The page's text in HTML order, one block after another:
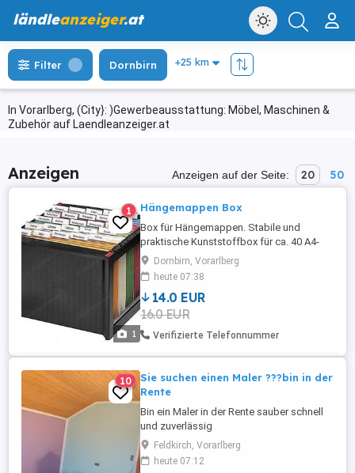
ländleanzeiger.at
In Vorarlberg, (City}: )Gewerbeausstattung: Möbel, Maschinen &
Zubehör auf Laendleanzeiger.at
Filter Dornbirn
Anzeigen Anzeigen auf der Seite: 20 50
1
1 Hängemappen Box
Box für Hängemappen. Stabile und
praktische Kunststoffbox für ca. 40 A4-
Hängemappen, stapelbar. Farbe: Schwarz
Maße (LxBxH): 36,0 x 38,0 x 26,0 cm
Inklusive 30 Hängemappen.
Selbstabholung in Dornbirn, kein Versand.
Dornbirn, Vorarlberg
heute 07:38
14.0 EUR
16.0 EUR
Verifizierte Telefonnummer
10
Sie suchen einen Maler ???bin in der
Rente
Bin ein Maler in der Rente sauber schnell
und zuverlässig
Feldkirch, Vorarlberg
heute 07:12